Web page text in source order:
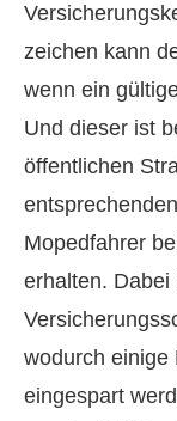
zeichen kann
wenn ein
Und dieser ist
öffentlichen
Mopedfahrer
erhalten. Dabei
wodurch einige
eingespart